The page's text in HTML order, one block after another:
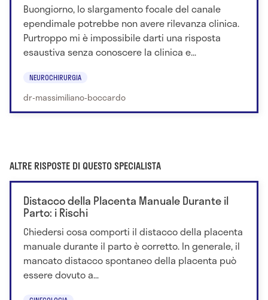
Buongiorno, lo slargamento focale del canale
ependimale potrebbe non avere rilevanza clinica.
Purtroppo mi è impossibile darti una risposta
esaustiva senza conoscere la clinica e...
NEUROCHIRURGIA
dr-massimiliano-boccardo
ALTRE RISPOSTE DI QUESTO SPECIALISTA
Distacco della Placenta Manuale Durante il
Parto: i Rischi
Chiedersi cosa comporti il distacco della placenta
manuale durante il parto è corretto. In generale, il
mancato distacco spontaneo della placenta può
essere dovuto a...